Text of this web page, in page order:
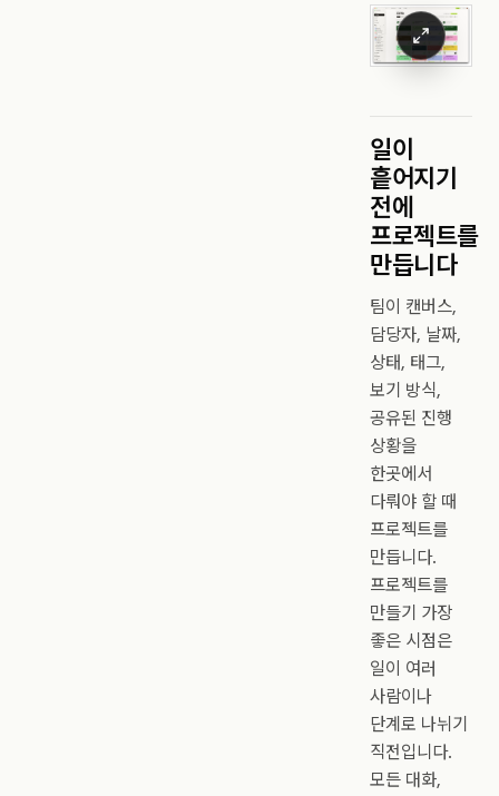
일이
흩어지기
전에
프로젝트를
만듭니다
팀이 캔버스,
담당자, 날짜,
상태, 태그,
보기 방식,
공유된 진행
상황을
한곳에서
다뤄야 할 때
프로젝트를
만듭니다.
프로젝트를
만들기 가장
좋은 시점은
일이 여러
사람이나
단계로 나뉘기
직전입니다.
모든 대화,